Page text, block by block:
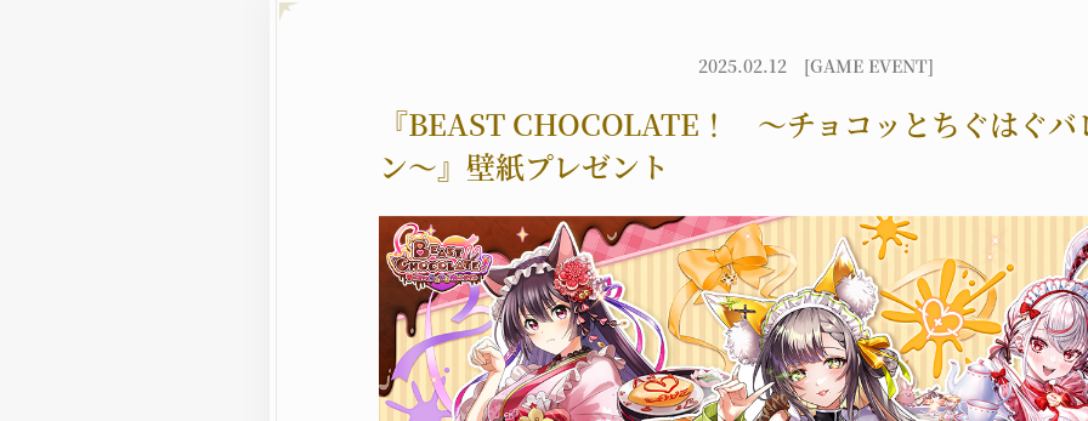
2025.02.12 [GAME EVENT]
『BEAST CHOCOLATE！ 〜チョコッとちぐはぐバ
ン〜』壁紙プレゼント